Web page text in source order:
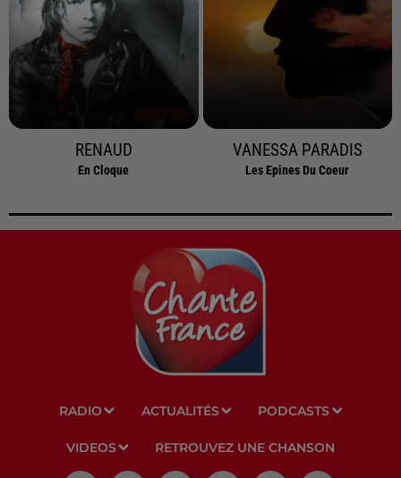
RENAUD
En Cloque
VANESSA PARADIS
Les Epines Du Coeur
RADIO ACTUALITÉS PODCASTS
VIDEOS RETROUVEZ UNE CHANSON